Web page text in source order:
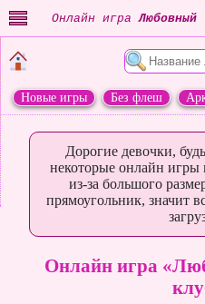
Онлайн играЛюбовный
Новые игры Без флеш
Дорогие девочки,
некоторые онлайн игры
из-за большого
прямоугольник, значит
Онлайн игра